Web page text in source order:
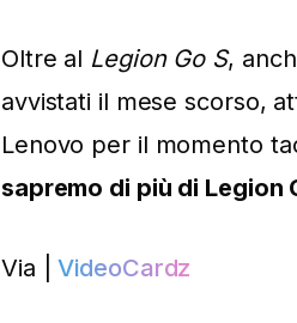
Oltre al Legion Go S,
avvistati il mese scorso,
Lenovo per il momento
sapremo di più di Legion
Via |VideoCardz